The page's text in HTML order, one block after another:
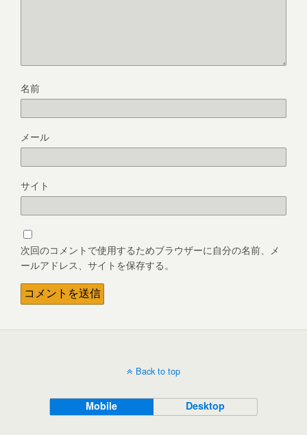
名前
メール
サイト
次回のコメントで使用するためブラウザーに自分の名前、メ
ールアドレス、サイトを保存する。
Back to top
Mobile Desktop